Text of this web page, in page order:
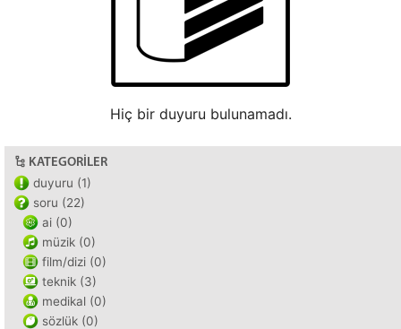
Hiç bir duyuru bulunamadı.
KATEGORILER
duyuru (1)
soru (22)
ai (0)
müzik (0)
film/dizi (0)
teknik (3)
medikal (0)
sözlük (0)